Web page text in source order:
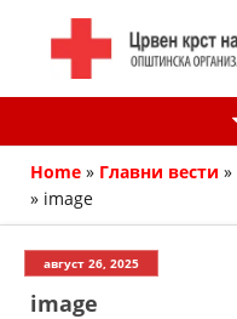
Home » Главни вести »
» image
август 26, 2025
image